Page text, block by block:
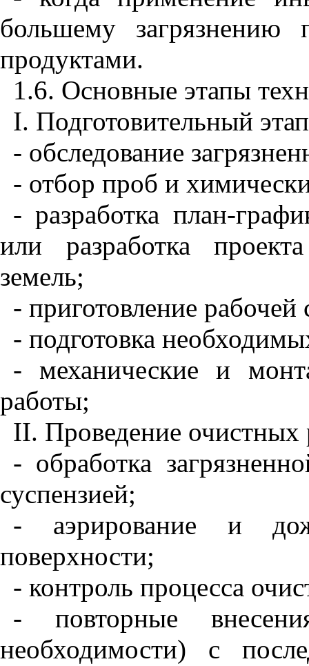
большему загрязнению
продуктами.
1.6. Основные этапы
I. Подготовительный
- обследование
- отбор проб и
- разработка план-
или разработка
земель;
- приготовление рабочей
- подготовка
- механические и
работы;
II. Проведение очистных
- обработка
суспензией;
- аэрирование и
поверхности;
- контроль процесса
- повторные
необходимости) с